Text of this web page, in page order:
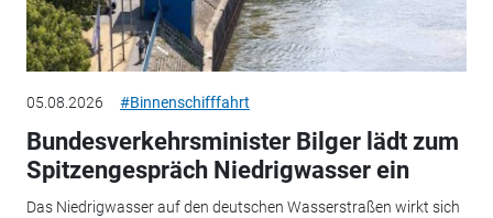
05.08.2026 #Binnenschifffahrt
Bundesverkehrsminister Bilger lädt zum
Spitzengespräch Niedrigwasser ein
Das Niedrigwasser auf den deutschen Wasserstraßen wirkt sich